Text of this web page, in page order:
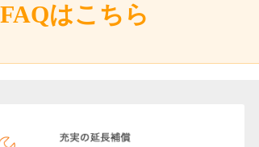
FAQはこちら